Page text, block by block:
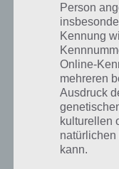
Person
Kennung
Online-
mehreren
Ausdruck
kulturellen
kann.